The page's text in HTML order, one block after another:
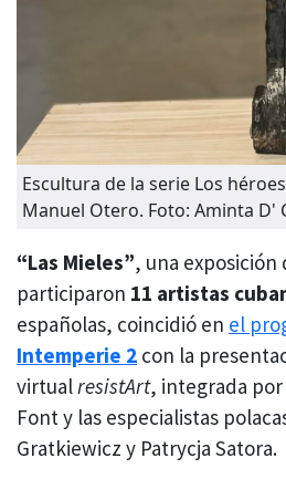
Escultura de la serie Los
Manuel Otero. Foto: Aminta D'
“Las Mieles”, una exposición
participaron 11 artistas
españolas, coincidió en el
Intemperie 2 con la
virtualresistArt, integrada
Font y las especialistas
Gratkiewicz y Patrycja Satora.